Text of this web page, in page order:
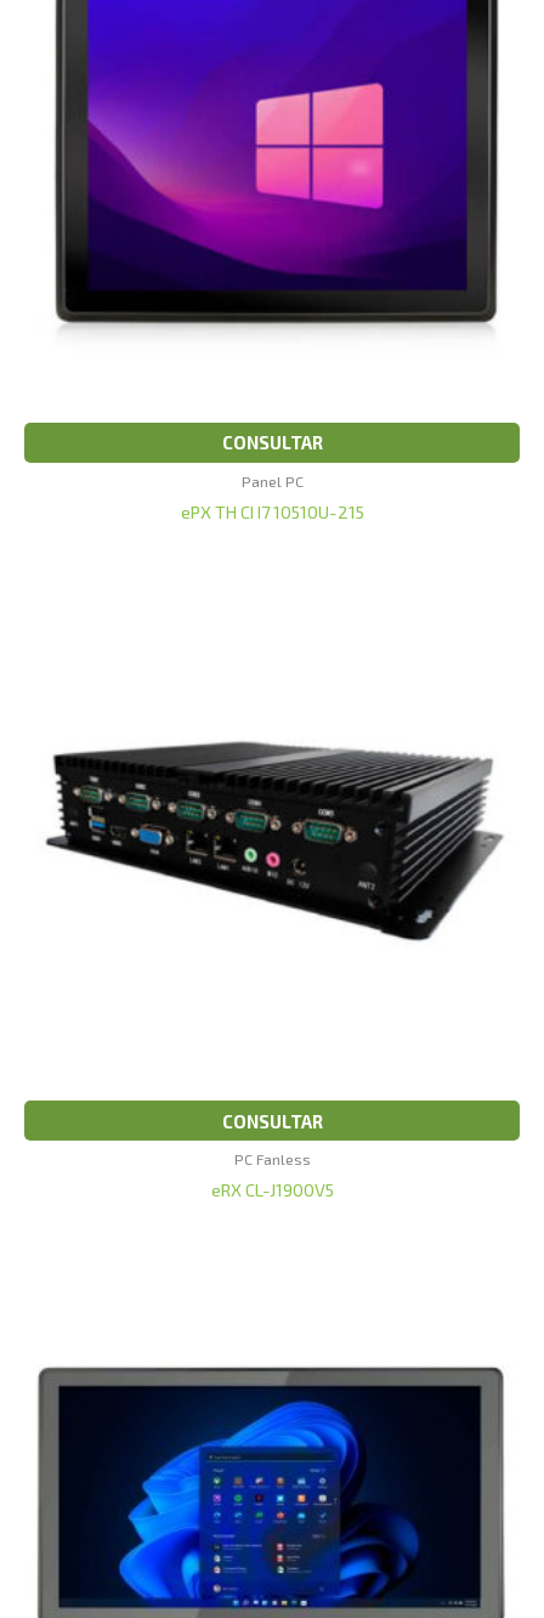
CONSULTAR
Panel PC
ePX TH CI I7 10510U-215
CONSULTAR
PC Fanless
eRX CL-J1900V5